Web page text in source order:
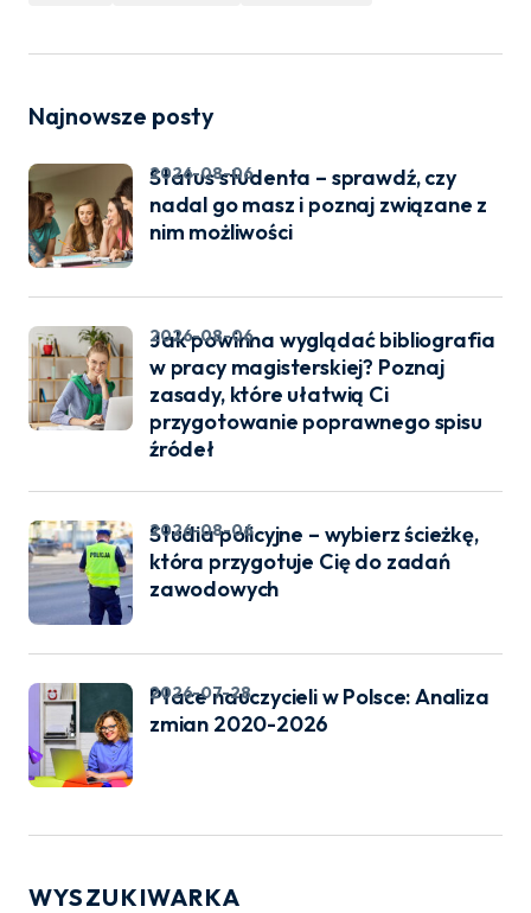
Najnowsze posty
Status studenta – sprawdź, czy
nadal go masz i poznaj związane z
nim możliwości
2026-08-06
Jak powinna wyglądać bibliografia
w pracy magisterskiej? Poznaj
zasady, które ułatwią Ci
przygotowanie poprawnego spisu
źródeł
2026-08-06
Studia policyjne – wybierz ścieżkę,
która przygotuje Cię do zadań
zawodowych
2026-08-06
Płace nauczycieli w Polsce: Analiza
zmian 2020-2026
2026-07-28
WYSZUKIWARKA